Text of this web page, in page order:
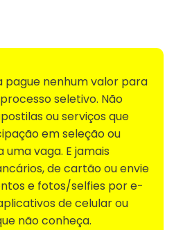
pague nenhum valor para
seletivo. Não
ou serviços que
em seleção ou
vaga. E jamais
de cartão ou envie
e fotos/selfies por e-
de celular ou
não conheça.